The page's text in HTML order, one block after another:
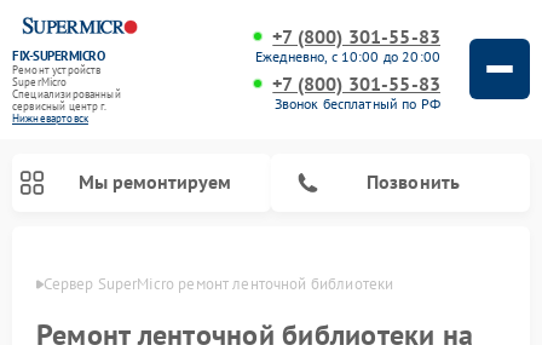
FIX-SUPERMICRO
Ремонт устройств
SuperMicro
Специализированный
cервисный центр г.
Нижневартовск
+7 (800) 301-55-83
Ежедневно, с 10:00 до 20:00
+7 (800) 301-55-83
Звонок бесплатный по РФ
Мы ремонтируем Позвонить
Сервер SuperMicro ремонт ленточной библиотеки
Ремонт ленточной библиотеки на